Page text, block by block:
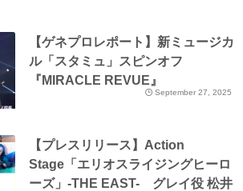
【ゲネプロレポート】新ミュージカ
ル「スタミュ」スピンオフ
『MIRACLE REVUE』
September 27, 2025
【プレスリリース】Action
Stage「エリオスライジングヒーロ
ーズ」-THE EAST- グレイ役 松井